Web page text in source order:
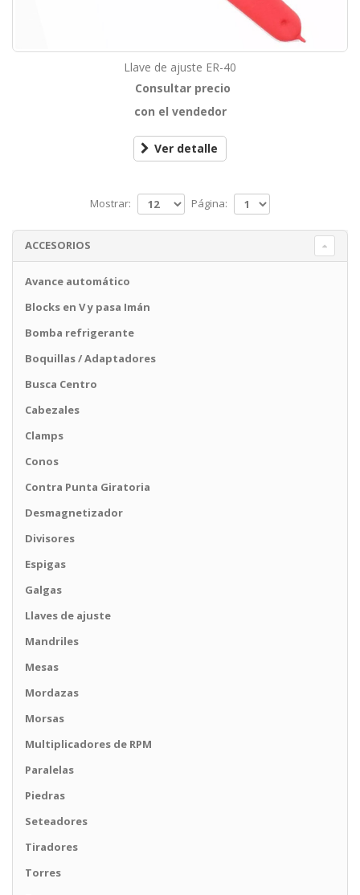
Llave de ajuste ER-40
Consultar precio
con el vendedor
Ver detalle
Página:
Mostrar:
ACCESORIOS
Avance automático
Blocks en V y pasa Imán
Bomba refrigerante
Boquillas / Adaptadores
Busca Centro
Cabezales
Clamps
Conos
Contra Punta Giratoria
Desmagnetizador
Divisores
Espigas
Galgas
Llaves de ajuste
Mandriles
Mesas
Mordazas
Morsas
Multiplicadores de RPM
Paralelas
Piedras
Seteadores
Tiradores
Torres